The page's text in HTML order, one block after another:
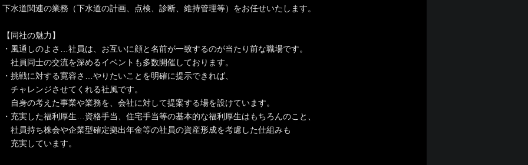
下水道関連の業務（下水道の計画、点検、診断、維持管理等）をお任せいたします。
【同社の魅力】
・風通しのよさ…社員は、お互いに顔と名前が一致するのが当たり前な職場です。
社員同士の交流を深めるイベントも多数開催しております。
・挑戦に対する寛容さ…やりたいことを明確に提示できれば、
チャレンジさせてくれる社風です。
自身の考えた事業や業務を、会社に対して提案する場を設けています。
・充実した福利厚生…資格手当、住宅手当等の基本的な福利厚生はもちろんのこと、
社員持ち株会や企業型確定拠出年金等の社員の資産形成を考慮した仕組みも
充実しています。